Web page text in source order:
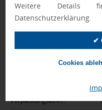
Weitere Details
Datenschutzerklärung.
✔
Cookies
Artikelnummer:
Verpackungseinh.: